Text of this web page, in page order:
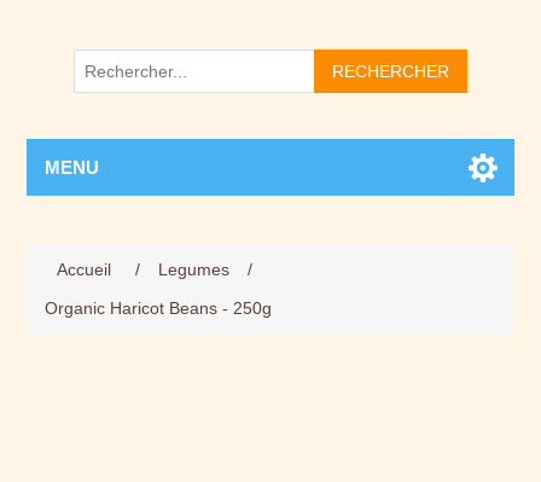
RECHERCHER
MENU
Accueil / Legumes
/
Organic Haricot Beans - 250g